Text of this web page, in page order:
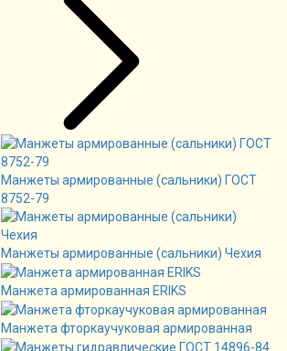
Манжеты армированные (сальники) ГОСТ
8752-79
Манжеты армированные (сальники) Чехия
Манжета армированная ERIKS
Манжета фторкаучуковая армированная